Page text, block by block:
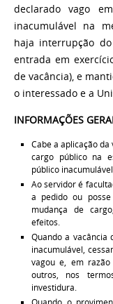
declarado vago
inacumulável na
haja interrupção
entrada em
de vacância), e
o interessado e a
INFORMAÇÕES
Cabe a aplicação
cargo público na
público
Ao servidor é
a pedido ou
mudança de
efeitos.
Quando a
inacumulável,
vagou e, em
outros, nos
investidura.